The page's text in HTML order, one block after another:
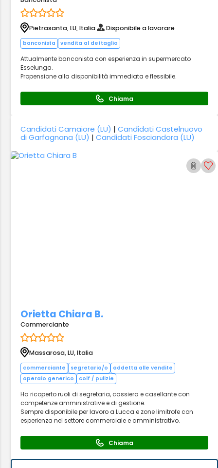
Pietrasanta, LU, Italia Disponibile a lavorare
banconista vendita al dettaglio
Attualmente banconista con esperienza in supermercato
Esselunga.
Propensione alla disponibilità immediata e flessibile.
Chiama
Candidati Camaiore (LU) |Candidati Castelnuovo
di Garfagnana (LU) |Candidati Fosciandora (LU)
Orietta Chiara B.
Commerciante
Massarosa, LU, Italia
commerciante segretaria/o
addetta alle vendite
operaio generico
colf / pulizie
Ha ricoperto ruoli di segretaria, cassiera e casellante con
competenze amministrative e di gestione.
Sempre disponibile per lavoro a Lucca e zone limitrofe con
esperienza nel settore commerciale e amministrativo.
Chiama